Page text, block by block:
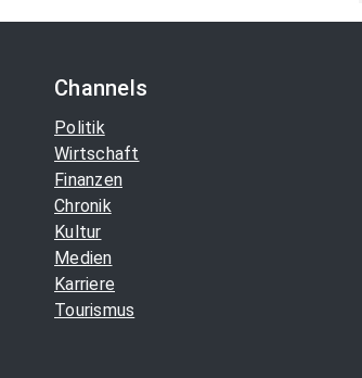
Channels
Politik
Wirtschaft
Finanzen
Chronik
Kultur
Medien
Karriere
Tourismus